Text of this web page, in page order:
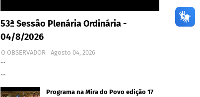
53ª Sessão Plenária Ordinária -
04/8/2026
O OBSERVADOR
Agosto 04, 2026
…
…
Programa na Mira do Povo edição 17